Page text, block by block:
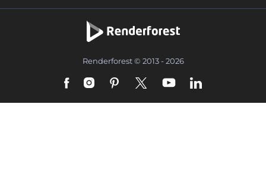
Renderforest © 2013 - 2026